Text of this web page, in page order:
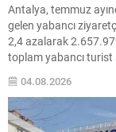
Antalya, temmuz
gelen yabancı
2,4 azalarak
toplam yabancı turist
bölgede turizm
04.08.2026